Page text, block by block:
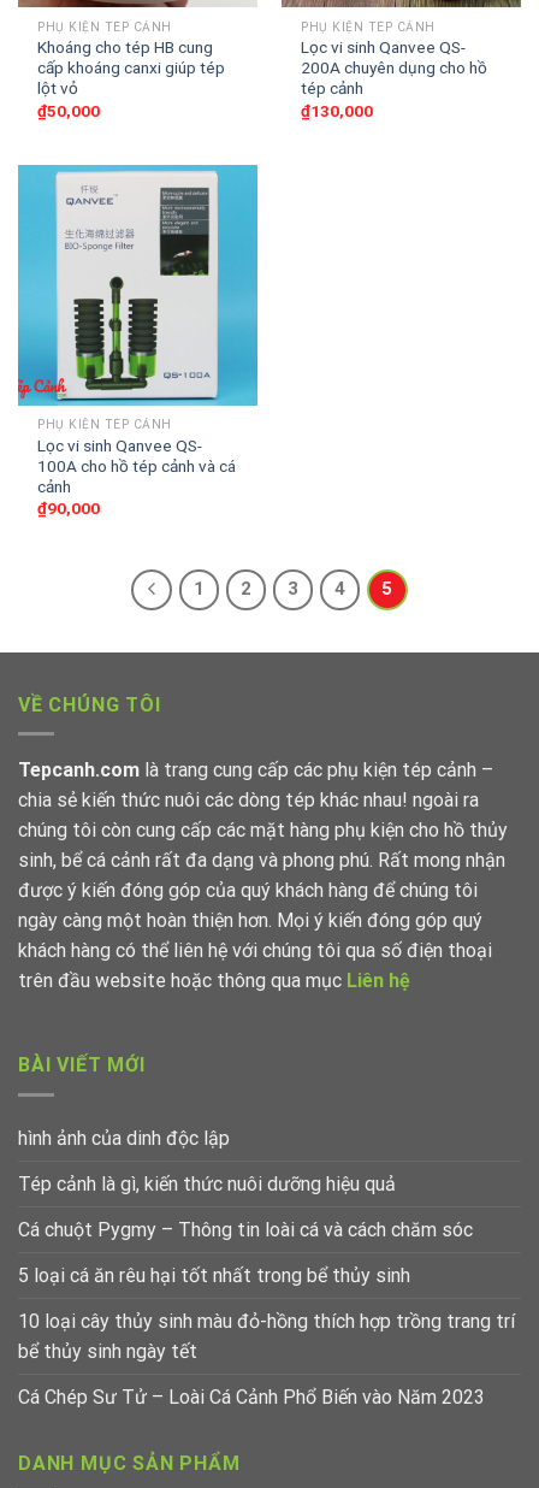
PHỤ KIỆN TÉP CẢNH
Khoáng cho tép HB cung
cấp khoáng canxi giúp tép
lột vỏ
₫50,000
PHỤ KIỆN TÉP CẢNH
Lọc vi sinh Qanvee QS-
200A chuyên dụng cho hồ
tép cảnh
₫130,000
PHỤ KIỆN TÉP CẢNH
Lọc vi sinh Qanvee QS-
100A cho hồ tép cảnh và cá
cảnh
₫90,000
1 2 3 4 5
VỀ CHÚNG TÔI
Tepcanh.com là trang cung cấp các phụ kiện tép cảnh –
chia sẻ kiến thức nuôi các dòng tép khác nhau! ngoài ra
chúng tôi còn cung cấp các mặt hàng phụ kiện cho hồ thủy
sinh, bể cá cảnh rất đa dạng và phong phú. Rất mong nhận
được ý kiến đóng góp của quý khách hàng để chúng tôi
ngày càng một hoàn thiện hơn. Mọi ý kiến đóng góp quý
khách hàng có thể liên hệ với chúng tôi qua số điện thoại
trên đầu website hoặc thông qua mục Liên hệ
BÀI VIẾT MỚI
hình ảnh của dinh độc lập
Tép cảnh là gì, kiến thức nuôi dưỡng hiệu quả
Cá chuột Pygmy – Thông tin loài cá và cách chăm sóc
5 loại cá ăn rêu hại tốt nhất trong bể thủy sinh
10 loại cây thủy sinh màu đỏ-hồng thích hợp trồng trang trí
bể thủy sinh ngày tết
Cá Chép Sư Tử – Loài Cá Cảnh Phổ Biến vào Năm 2023
DANH MỤC SẢN PHẨM